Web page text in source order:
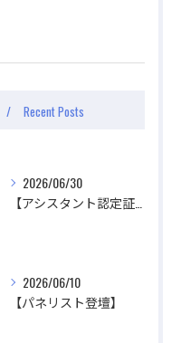
Recent Posts
2026/06/30
2026/06/10
【パネリスト登壇】